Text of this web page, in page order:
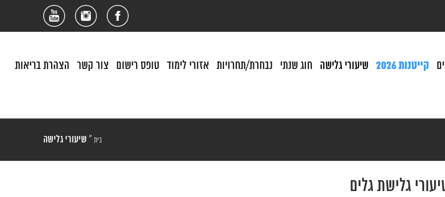
פייסבוקאינסטגרם
יוטיוב
קייטנות 2026 שיעורי גלישה חוג שנתי נבחרת/תחרויות אזורי לימוד טופס רישום צור קשר הצהרת בריאות
בית » שיעורי גלישה
גלישת גלים